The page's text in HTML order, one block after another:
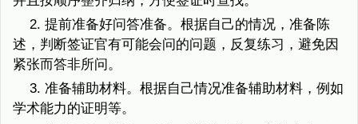
2. 提前准备好问答准备。根据自己的情况，准备陈
述，判断签证官有可能会问的问题，反复练习，避免因
紧张而答非所问。
3. 准备辅助材料。根据自己情况准备辅助材料，例如
学术能力的证明等。